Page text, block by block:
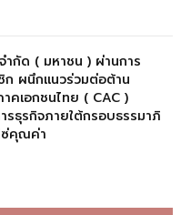
ำกัด ( มหาชน ) ผ่านการ
ก ผนึกแนวร่วมต่อต้าน
คเอกชนไทย ( CAC )
รธุรกิจภายใต้กรอบธรรมาภิ
ซ่คุณค่า